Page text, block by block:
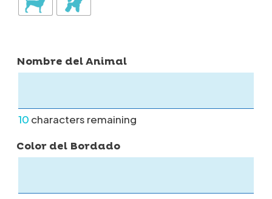
Nombre del Animal
10 characters remaining
Color del Bordado